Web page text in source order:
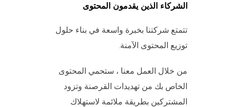
الشركاء الذين يقدمون المحتوى
تتمتع شركتنا بخبرة واسعة في بناء حلول
توزيع المحتوى الآمنة.
من خلال العمل معنا ، ستحمي المحتوى
الخاص بك من تهديدات القرصنة وتزود
المشتركين بطريقة ملائمة لاستهلاك